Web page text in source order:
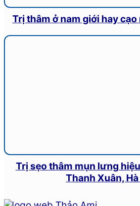
Trị thâm ở nam giới hay
Trị sẹo thâm mụn lưng
Thanh Xuân,